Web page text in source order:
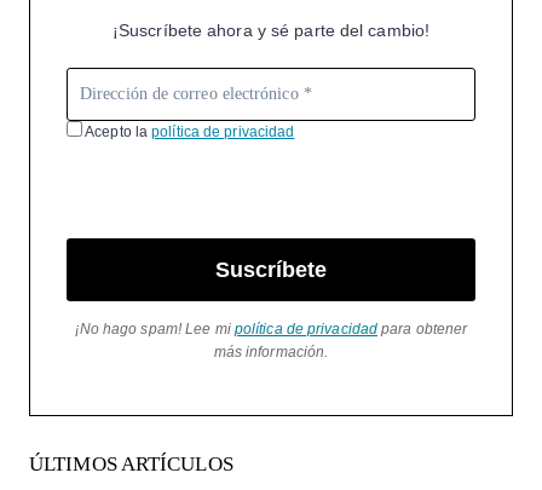
¡Suscríbete ahora y sé parte del cambio!
Acepto lapolítica de privacidad
Suscríbete
¡No hago spam! Lee mi política de privacidad para obtener
más información.
ÚLTIMOS ARTÍCULOS